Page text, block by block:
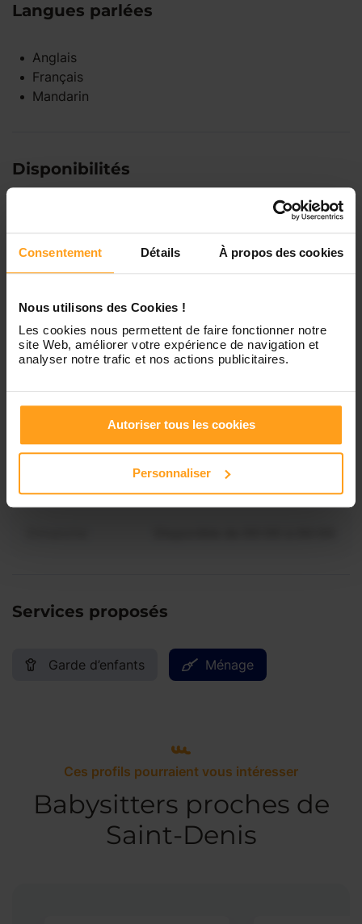
Consentement Détails À propos des cookies
Nous utilisons des Cookies !
Les cookies nous permettent de faire fonctionner notre
site Web, améliorer votre expérience de navigation et
analyser notre trafic et nos actions publicitaires.
Autoriser tous les cookies
Personnaliser
Langues parlées
Anglais
Français
Mandarin
Disponibilités
Mardi
Mercredi Disponible de 00:00 à 00:30
Disponible de 00:00 à 00:00
Disponible de 00:00 à 00:00
Vous souhaitez connaître les
disponibilités de Lisa ?
Contactez-nous
Services proposés
Garde d’enfants Ménage
Ces profils pourraient vous intéresser
Babysitters proches de
Saint-Denis